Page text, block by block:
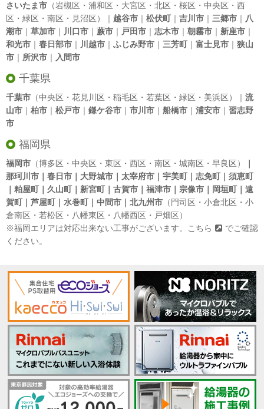
さいたま市 （岩槻区・浦和区・大宮区・北区・桜区・中央区・西
区・緑区・南区・見沼区）｜ 越谷市 ｜ 松伏町｜ 吉川市 ｜ 三郷市 ｜ 八
潮市 ｜ 草加市 ｜ 川口市 ｜ 蕨市 ｜ 戸田市 ｜ 志木市 ｜ 朝霧市 ｜ 新座市 ｜
和光市 ｜ 春日部市 ｜ 川越市 ｜ ふじみ野市 ｜ 三芳町｜ 富士見市 ｜ 狭山
市 ｜ 所沢市 ｜ 入間市
千葉県
千葉市 （中央区・花見川区・稲毛区・若葉区・緑区・美浜区）｜ 流
山市 ｜ 柏市 ｜ 松戸市 ｜ 鎌ケ谷市 ｜ 市川市 ｜ 船橋市 ｜ 浦安市 ｜ 習志野
市
福岡県
福岡市 （博多区・中央区・東区・西区・南区・城南区・早良区）
那珂川市｜春日市｜大野城市｜太宰府市｜宇美町｜志免町｜須恵町
｜粕屋町｜久山町｜新宮町｜古賀市｜福津市｜宗像市｜岡垣町｜遠
賀町｜芦屋町｜水巻町｜中間市｜北九州市 （門司区・小倉北区・小
倉南区・若松区・八幡東区・八幡西区・戸畑区）
※福岡エリアは対応出来ない工事がございます。
こちら
でご確認
ください。